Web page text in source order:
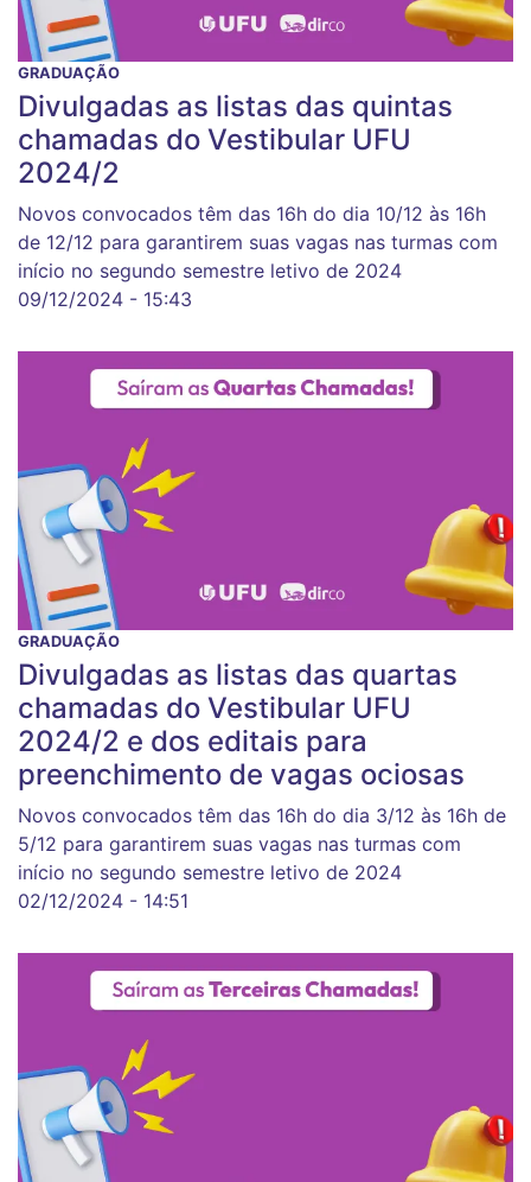
GRADUAÇÃO
Divulgadas as listas das quintas
chamadas do Vestibular UFU
2024/2
Novos convocados têm das 16h do dia 10/12 às 16h
de 12/12 para garantirem suas vagas nas turmas com
início no segundo semestre letivo de 2024
09/12/2024 - 15:43
GRADUAÇÃO
Divulgadas as listas das quartas
chamadas do Vestibular UFU
2024/2 e dos editais para
preenchimento de vagas ociosas
Novos convocados têm das 16h do dia 3/12 às 16h de
5/12 para garantirem suas vagas nas turmas com
início no segundo semestre letivo de 2024
02/12/2024 - 14:51